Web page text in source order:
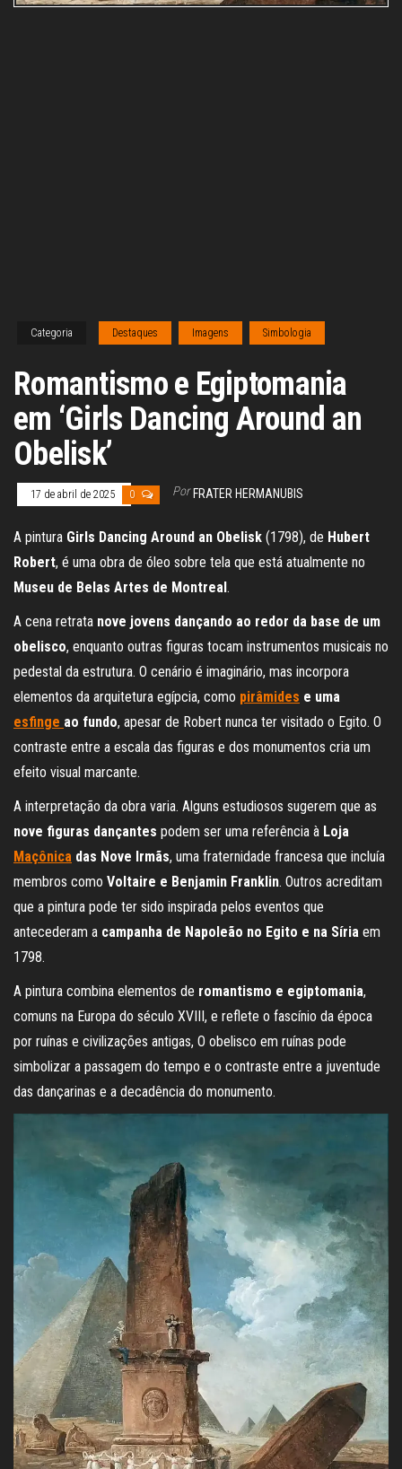
Categoria Destaques Imagens Simbologia
Romantismo e Egiptomania
em ‘Girls Dancing Around an
Obelisk’
17 de abril de 2025 0 Por FRATER HERMANUBIS
A pintura Girls Dancing Around an Obelisk (1798), de Hubert
Robert, é uma obra de óleo sobre tela que está atualmente no
Museu de Belas Artes de Montreal.
A cena retrata nove jovens dançando ao redor da base de um
obelisco, enquanto outras figuras tocam instrumentos musicais no
pedestal da estrutura. O cenário é imaginário, mas incorpora
elementos da arquitetura egípcia, como pirâmides e uma
esfinge ao fundo, apesar de Robert nunca ter visitado o Egito. O
contraste entre a escala das figuras e dos monumentos cria um
efeito visual marcante.
A interpretação da obra varia. Alguns estudiosos sugerem que as
nove figuras dançantes podem ser uma referência à Loja
Maçônica das Nove Irmãs, uma fraternidade francesa que incluía
membros como Voltaire e Benjamin Franklin. Outros acreditam
que a pintura pode ter sido inspirada pelos eventos que
antecederam a campanha de Napoleão no Egito e na Síria em
1798.
A pintura combina elementos de romantismo e egiptomania,
comuns na Europa do século XVIII, e reflete o fascínio da época
por ruínas e civilizações antigas, O obelisco em ruínas pode
simbolizar a passagem do tempo e o contraste entre a juventude
das dançarinas e a decadência do monumento.